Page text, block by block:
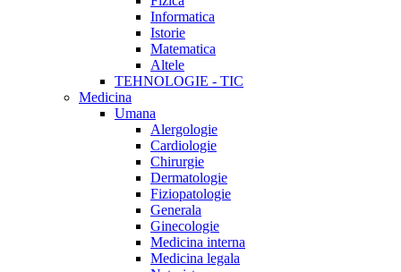
Informatica
Istorie
Matematica
Altele
TEHNOLOGIE - TIC
Medicina
Umana
Alergologie
Cardiologie
Chirurgie
Dermatologie
Fiziopatologie
Generala
Ginecologie
Medicina interna
Medicina legala